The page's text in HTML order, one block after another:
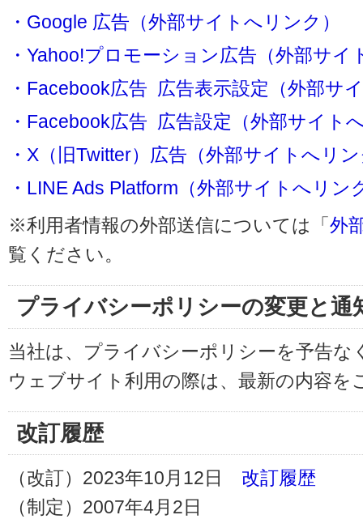
・Google 広告（外部サイトへリンク）
・Yahoo!プロモーション広告（外部サイ
・Facebook広告 広告表示設定（外部サ
・Facebook広告 広告設定（外部サイト
・X（旧Twitter）広告（外部サイトへリ
・LINE Ads Platform（外部サイトへリン
※利用者情報の外部送信については「外
覧ください。
プライバシーポリシーの変更と通
当社は、プライバシーポリシーを予告
ウェブサイト利用の際は、最新の内容を
改訂履歴
（改訂）2023年10月12日 改訂履歴
（制定）2007年4月2日